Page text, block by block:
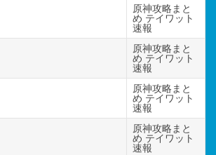
原神攻略まと
め テイワット
速報
原神攻略まと
め テイワット
速報
原神攻略まと
め テイワット
速報
原神攻略まと
め テイワット
速報